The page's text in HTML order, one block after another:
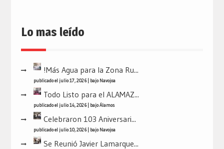
Lo mas leído
!Más Agua para la Zona Ru...
publicado el julio 17, 2026| bajoNavojoa
Todo Listo para el ALAMAZ...
publicado el julio 14, 2026| bajoÁlamos
Celebraron 103 Aniversari...
publicado el julio 10, 2026| bajoNavojoa
Se Reunió Javier Lamarque...